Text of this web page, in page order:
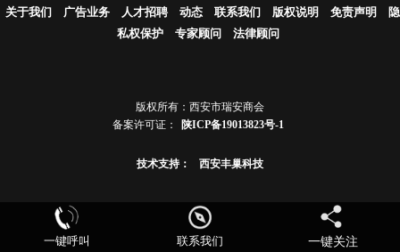
关于我们 广告业务 人才招聘 动态 联系我们 版权说明 免责声明
隐
私权保护
专家顾问 法律顾问
版权所有：西安市瑞安商会
备案许可证：
陕ICP备19013823号-1
技术支持： 西安丰巢科技
一键呼叫 联系我们 一键关注